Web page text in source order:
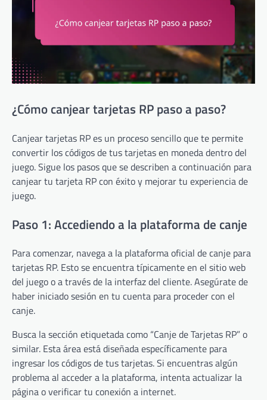
¿Cómo canjear tarjetas RP paso a paso?
Canjear tarjetas RP es un proceso sencillo que te permite
convertir los códigos de tus tarjetas en moneda dentro del
juego. Sigue los pasos que se describen a continuación para
canjear tu tarjeta RP con éxito y mejorar tu experiencia de
juego.
Paso 1: Accediendo a la plataforma de canje
Para comenzar, navega a la plataforma oficial de canje para
tarjetas RP. Esto se encuentra típicamente en el sitio web
del juego o a través de la interfaz del cliente. Asegúrate de
haber iniciado sesión en tu cuenta para proceder con el
canje.
Busca la sección etiquetada como “Canje de Tarjetas RP” o
similar. Esta área está diseñada específicamente para
ingresar los códigos de tus tarjetas. Si encuentras algún
problema al acceder a la plataforma, intenta actualizar la
página o verificar tu conexión a internet.